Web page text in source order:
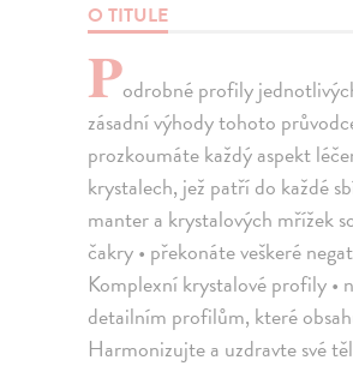
O TITULE
Podrobné profily
zásadní výhody tohoto
prozkoumáte každý aspekt
krystalech, jež patří do každé
manter a krystalových mřížek
čakry • překonáte veškeré
Komplexní krystalové profily •
detailním profilům, které
Harmonizujte a uzdravte své